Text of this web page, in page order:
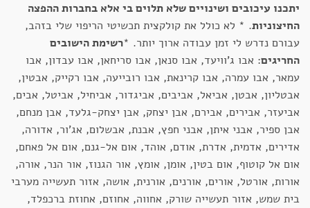
יתכנו עיכובים ושינויים שלא תלוים בי אלא בחברות ההפצה
החיצוניות. * לא כולל את קולקצית תכשיטי הריפוי שלי בזהב,
עבורם נדרש לי זמן עבודה ארוך יותר. *רשימת הישובים
החריגים: אבו ג'וויעד, אבו סנאן, אבו סריחאן, אבו עבדון, אבו
עמאר, אבו עמרה, אבו קרינאת, אבו רובייעה, אבו רקייק, אבטין,
אבטליון, אבטן, אביאל, אביבים, אביגדור, אביחיל, אביטל, אבים,
אביעזר, אבירים, אבירם, אבן יצחק, אבן יצחק-גלעד, אבן מנחם,
אבן ספיר, אבני איתן, אבני חפץ, אבנת, אבשלום, אג'ור, אדורה,
אדירים, אדמית, אדרת, אודם, אוהד, אום אל-גנם, אום אל פאחם,
אום אל קוטוף, אום בטין, אומן, אומץ, אור הגנוז, אור הנר, אורה,
אורות, אורטל, אורים, אורנים, אורנית, אושה, אזור תעשייה מערבי
בית שמש, אזור תעשייה שורק, אחווה, אחוזם, אחוזת ברכפלד,